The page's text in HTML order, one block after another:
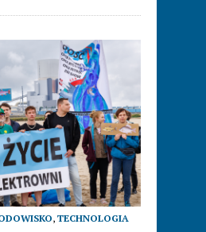
,TECHNOLOGIA